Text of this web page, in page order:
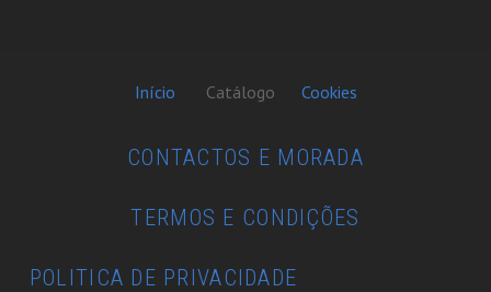
Início Catálogo Cookies
CONTACTOS E MORADA
TERMOS E CONDIÇÕES
POLITICA DE PRIVACIDADE